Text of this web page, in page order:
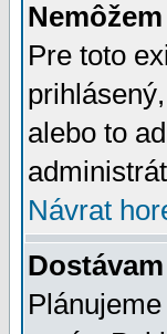
Pre toto
alebo to
Návrat